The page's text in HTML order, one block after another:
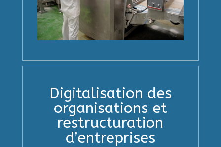
Digitalisation des
organisations et
restructuration
d’entreprises